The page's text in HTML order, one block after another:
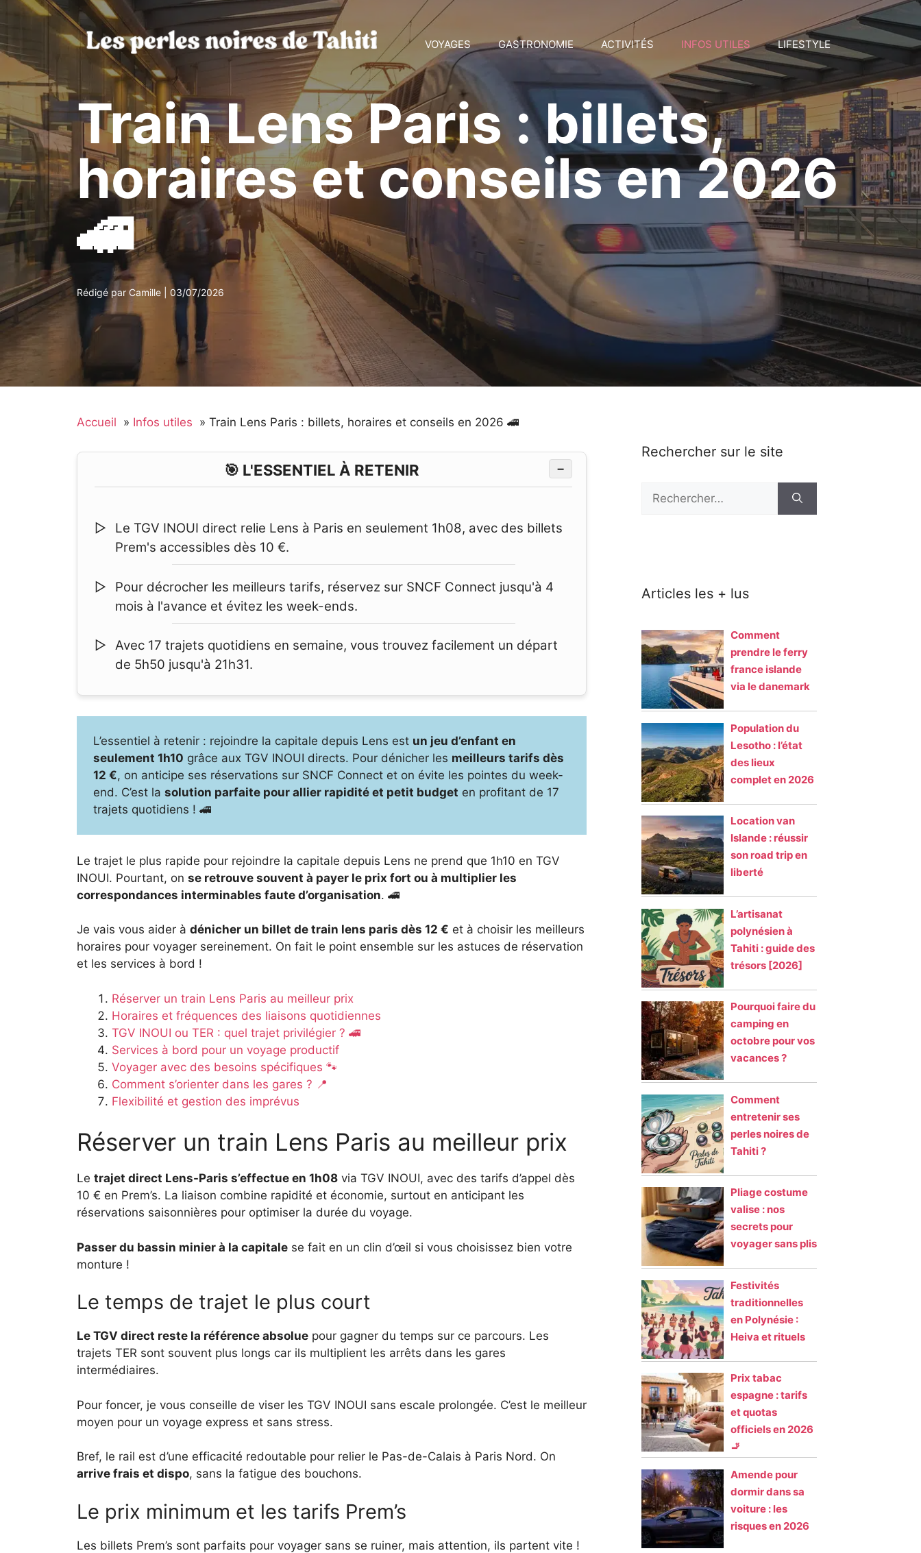
Aller
au
contenu
VOYAGES GASTRONOMIE ACTIVITÉS INFOS UTILES LIFESTYLE
Train Lens Paris : billets,
horaires et conseils en 2026
🚄
Rédigé par Camille | 03/07/2026
Accueil Infos utiles Train Lens Paris : billets, horaires et conseils en 2026 🚄
🎯 L'ESSENTIEL À RETENIR −
Le TGV INOUI direct relie Lens à Paris en seulement 1h08, avec des billets
Prem's accessibles dès 10 €.
Pour décrocher les meilleurs tarifs, réservez sur SNCF Connect jusqu'à 4
mois à l'avance et évitez les week-ends.
Avec 17 trajets quotidiens en semaine, vous trouvez facilement un départ
de 5h50 jusqu'à 21h31.
L’essentiel à retenir : rejoindre la capitale depuis Lens est un jeu d’enfant en
seulement 1h10 grâce aux TGV INOUI directs. Pour dénicher les meilleurs tarifs dès
12 €, on anticipe ses réservations sur SNCF Connect et on évite les pointes du week-
end. C’est la solution parfaite pour allier rapidité et petit budget en profitant de 17
trajets quotidiens ! 🚄
Le trajet le plus rapide pour rejoindre la capitale depuis Lens ne prend que 1h10 en TGV
INOUI. Pourtant, on se retrouve souvent à payer le prix fort ou à multiplier les
correspondances interminables faute d’organisation. 🚄
Je vais vous aider à dénicher un billet de train lens paris dès 12 € et à choisir les meilleurs
horaires pour voyager sereinement. On fait le point ensemble sur les astuces de réservation
et les services à bord !
Réserver un train Lens Paris au meilleur prix
Horaires et fréquences des liaisons quotidiennes
TGV INOUI ou TER : quel trajet privilégier ? 🚄
Services à bord pour un voyage productif
Voyager avec des besoins spécifiques 🐾
Comment s’orienter dans les gares ? 📍
Flexibilité et gestion des imprévus
Réserver un train Lens Paris au meilleur prix
Le trajet direct Lens-Paris s’effectue en 1h08 via TGV INOUI, avec des tarifs d’appel dès
10 € en Prem’s. La liaison combine rapidité et économie, surtout en anticipant les
réservations saisonnières pour optimiser la durée du voyage.
Passer du bassin minier à la capitale se fait en un clin d’œil si vous choisissez bien votre
monture !
Le temps de trajet le plus court
Le TGV direct reste la référence absolue pour gagner du temps sur ce parcours. Les
trajets TER sont souvent plus longs car ils multiplient les arrêts dans les gares
intermédiaires.
Pour foncer, je vous conseille de viser les TGV INOUI sans escale prolongée. C’est le meilleur
moyen pour un voyage express et sans stress.
Bref, le rail est d’une efficacité redoutable pour relier le Pas-de-Calais à Paris Nord. On
arrive frais et dispo, sans la fatigue des bouchons.
Le prix minimum et les tarifs Prem’s
Les billets Prem’s sont parfaits pour voyager sans se ruiner, mais attention, ils partent vite !
Rechercher sur le site
Rechercher :
Articles les + lus
Comment
prendre le ferry
france islande
via le danemark
Population du
Lesotho : l’état
des lieux
complet en 2026
Location van
Islande : réussir
son road trip en
liberté
L’artisanat
polynésien à
Tahiti : guide des
trésors [2026]
Pourquoi faire du
camping en
octobre pour vos
vacances ?
Comment
entretenir ses
perles noires de
Tahiti ?
Pliage costume
valise : nos
secrets pour
voyager sans plis
Festivités
traditionnelles
en Polynésie :
Heiva et rituels
Prix tabac
espagne : tarifs
et quotas
officiels en 2026
🚬
Amende pour
dormir dans sa
voiture : les
risques en 2026